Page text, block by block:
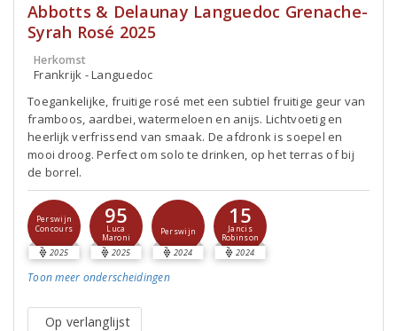
Abbotts & Delaunay Languedoc Grenache-
Syrah Rosé 2025
Herkomst
Frankrijk - Languedoc
Toegankelijke, fruitige rosé met een subtiel fruitige geur van
framboos, aardbei, watermeloen en anijs. Lichtvoetig en
heerlijk verfrissend van smaak. De afdronk is soepel en
mooi droog. Perfect om solo te drinken, op het terras of bij
de borrel.
Perswijn
Concours
2025
95
Luca
Maroni
2025
Perswijn
2024
15
Jancis
Robinson
2024
Toon meer onderscheidingen
Op verlanglijst